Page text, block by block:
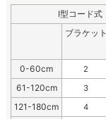
I型コード式
ブラケット
0-60cm
2
61-120cm 3
121-180cm 4